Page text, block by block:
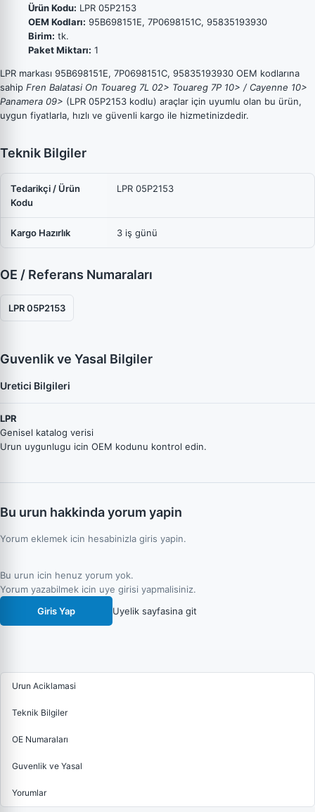
Ürün Kodu: LPR 05P2153
OEM Kodları: 95B698151E, 7P0698151C, 95835193930
Birim: tk.
Paket Miktarı: 1
LPR markası 95B698151E, 7P0698151C, 95835193930 OEM kodlarına
sahip Fren Balatasi On Touareg 7L 02> Touareg 7P 10> / Cayenne 10>
Panamera 09> (LPR 05P2153 kodlu) araçlar için uyumlu olan bu ürün,
uygun fiyatlarla, hızlı ve güvenli kargo ile hizmetinizdedir.
Teknik Bilgiler
Tedarikçi / Ürün
Kodu
LPR 05P2153
Kargo Hazırlık 3 iş günü
OE / Referans Numaraları
LPR 05P2153
Guvenlik ve Yasal Bilgiler
Uretici Bilgileri
LPR
Genisel katalog verisi
Urun uygunlugu icin OEM kodunu kontrol edin.
Bu urun hakkinda yorum yapin
Yorum eklemek icin hesabinizla giris yapin.
Bu urun icin henuz yorum yok.
Yorum yazabilmek icin uye girisi yapmalisiniz.
Giris Yap
Uyelik sayfasina git
Urun Aciklamasi
Teknik Bilgiler
OE Numaraları
Guvenlik ve Yasal
Yorumlar